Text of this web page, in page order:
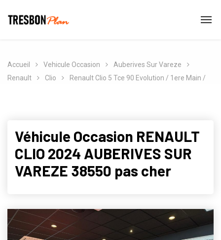
Accueil Vehicule Occasion
Auberives Sur Vareze
Renault
Clio Renault Clio 5 Tce 90 Evolution / 1ere Main /
Véhicule Occasion RENAULT
CLIO 2024 AUBERIVES SUR
VAREZE 38550 pas cher